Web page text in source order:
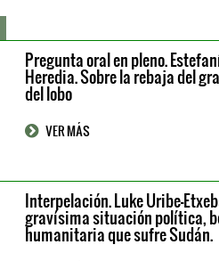
Pregunta oral en pleno.
Heredia. Sobre la rebaja del
del lobo
VER MÁS
Interpelación. Luke Uribe-
gravísima situación política,
humanitaria que sufre Sudán.